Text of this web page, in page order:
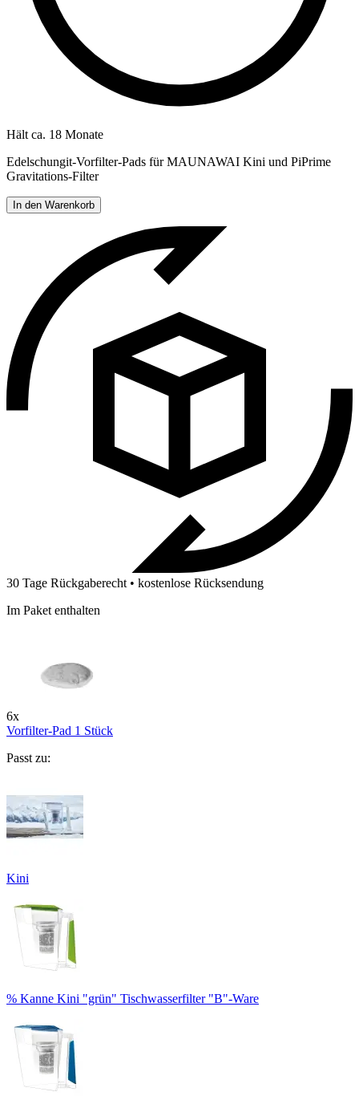
Hält ca. 18 Monate
Edelschungit-Vorfilter-Pads für MAUNAWAI Kini und PiPrime
Gravitations-Filter
In den Warenkorb
30 Tage Rückgaberecht • kostenlose Rücksendung
Im Paket enthalten
6x
Vorfilter-Pad 1 Stück
Passt zu:
Kini
% Kanne Kini "grün" Tischwasserfilter "B"-Ware